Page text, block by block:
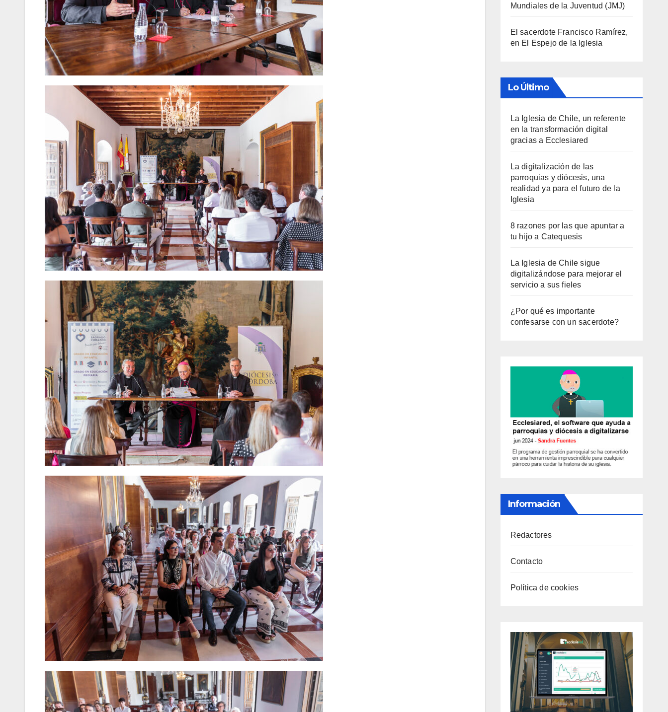
Mundiales de la Juventud (JMJ)
El sacerdote Francisco Ramírez,
en El Espejo de la Iglesia
Lo Último
La Iglesia de Chile, un referente
en la transformación digital
gracias a Ecclesiared
La digitalización de las
parroquias y diócesis, una
realidad ya para el futuro de la
Iglesia
8 razones por las que apuntar a
tu hijo a Catequesis
La Iglesia de Chile sigue
digitalizándose para mejorar el
servicio a sus fieles
¿Por qué es importante
confesarse con un sacerdote?
Información
Redactores
Contacto
Política de cookies